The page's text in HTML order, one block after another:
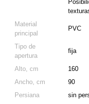
Material
principal
PVC
Tipo de
apertura
fija
Alto, cm
160
Ancho, cm
90
Persiana
sin